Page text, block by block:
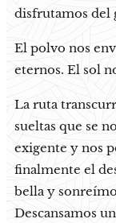
disfrutamos del
El polvo nos
eternos. El sol
La ruta
sueltas que se
exigente y nos
finalmente el
bella y
Descansamos